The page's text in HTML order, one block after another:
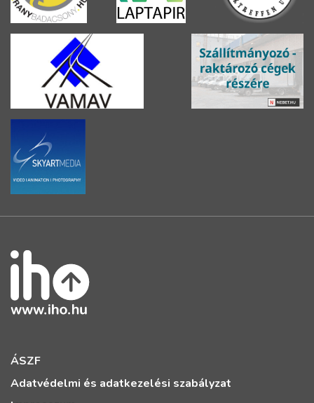
ÁSZF
Adatvédelmi és adatkezelési szabályzat